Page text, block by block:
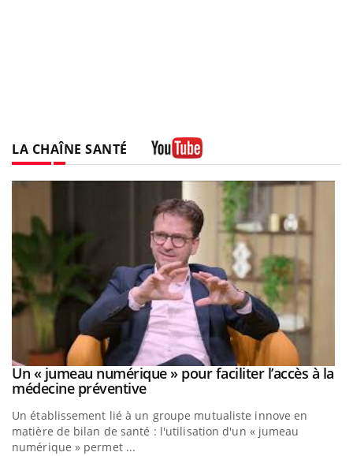
LA CHAÎNE SANTÉ
Youtube
Un « jumeau numérique » pour faciliter l’accès à la
médecine préventiveYoutube
Un établissement lié à un groupe mutualiste innove en
matière de bilan de santé : l'utilisation d'un « jumeau
numérique » permet ...